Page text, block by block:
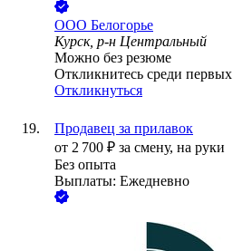
ООО Белогорье
Курск, р-н Центральный
Можно без резюме
Откликнитесь среди первых
Откликнуться
Продавец за прилавок
от 2 700 ₽ за смену, на руки
Без опыта
Выплаты: Ежедневно